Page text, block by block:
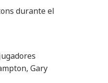
durante el
Gary